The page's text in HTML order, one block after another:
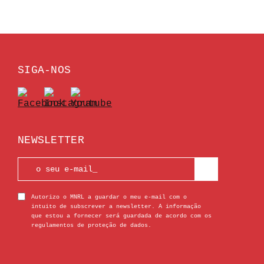
SIGA-NOS
NEWSLETTER
Autorizo o MNRL a guardar o meu e-mail com o
intuito de subscrever a newsletter. A informação
que estou a fornecer será guardada de acordo com os
regulamentos de proteção de dados.